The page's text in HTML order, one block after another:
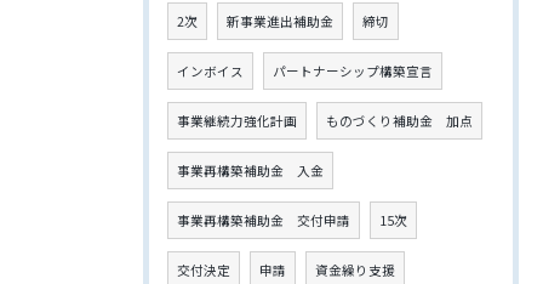
2次 新事業進出補助金 締切
インボイス パートナーシップ構築宣言
事業継続力強化計画 ものづくり補助金 加点
事業再構築補助金 入金
事業再構築補助金 交付申請 15次
交付決定 申請 資金繰り支援